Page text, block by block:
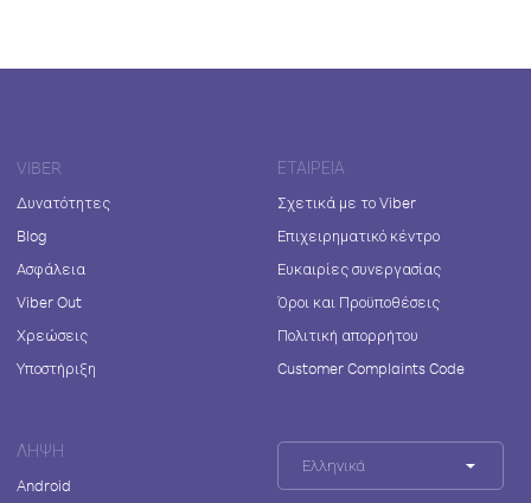
VIBER
Δυνατότητες
Blog
Ασφάλεια
Viber Out
Χρεώσεις
Υποστήριξη
ΕΤΑΙΡΕΊΑ
Σχετικά με το Viber
Επιχειρηματικό κέντρο
Ευκαιρίες συνεργασίας
Όροι και Προϋποθέσεις
Πολιτική απορρήτου
Customer Complaints Code
ΛΉΨΗ
Android
Ελληνικά